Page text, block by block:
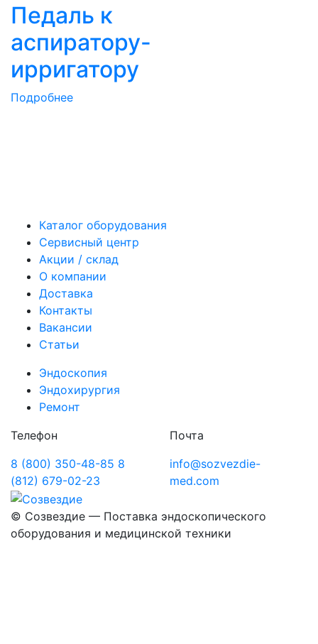
Педаль к
аспиратору-
ирригатору
Подробнее
Каталог оборудования
Сервисный центр
Акции / склад
О компании
Доставка
Контакты
Вакансии
Статьи
Эндоскопия
Эндохирургия
Ремонт
Телефон
8 (800) 350-48-85 8
(812) 679-02-23
Почта
info@sozvezdie-
med.com
© Созвездие — Поставка эндоскопического
оборудования и медицинской техники